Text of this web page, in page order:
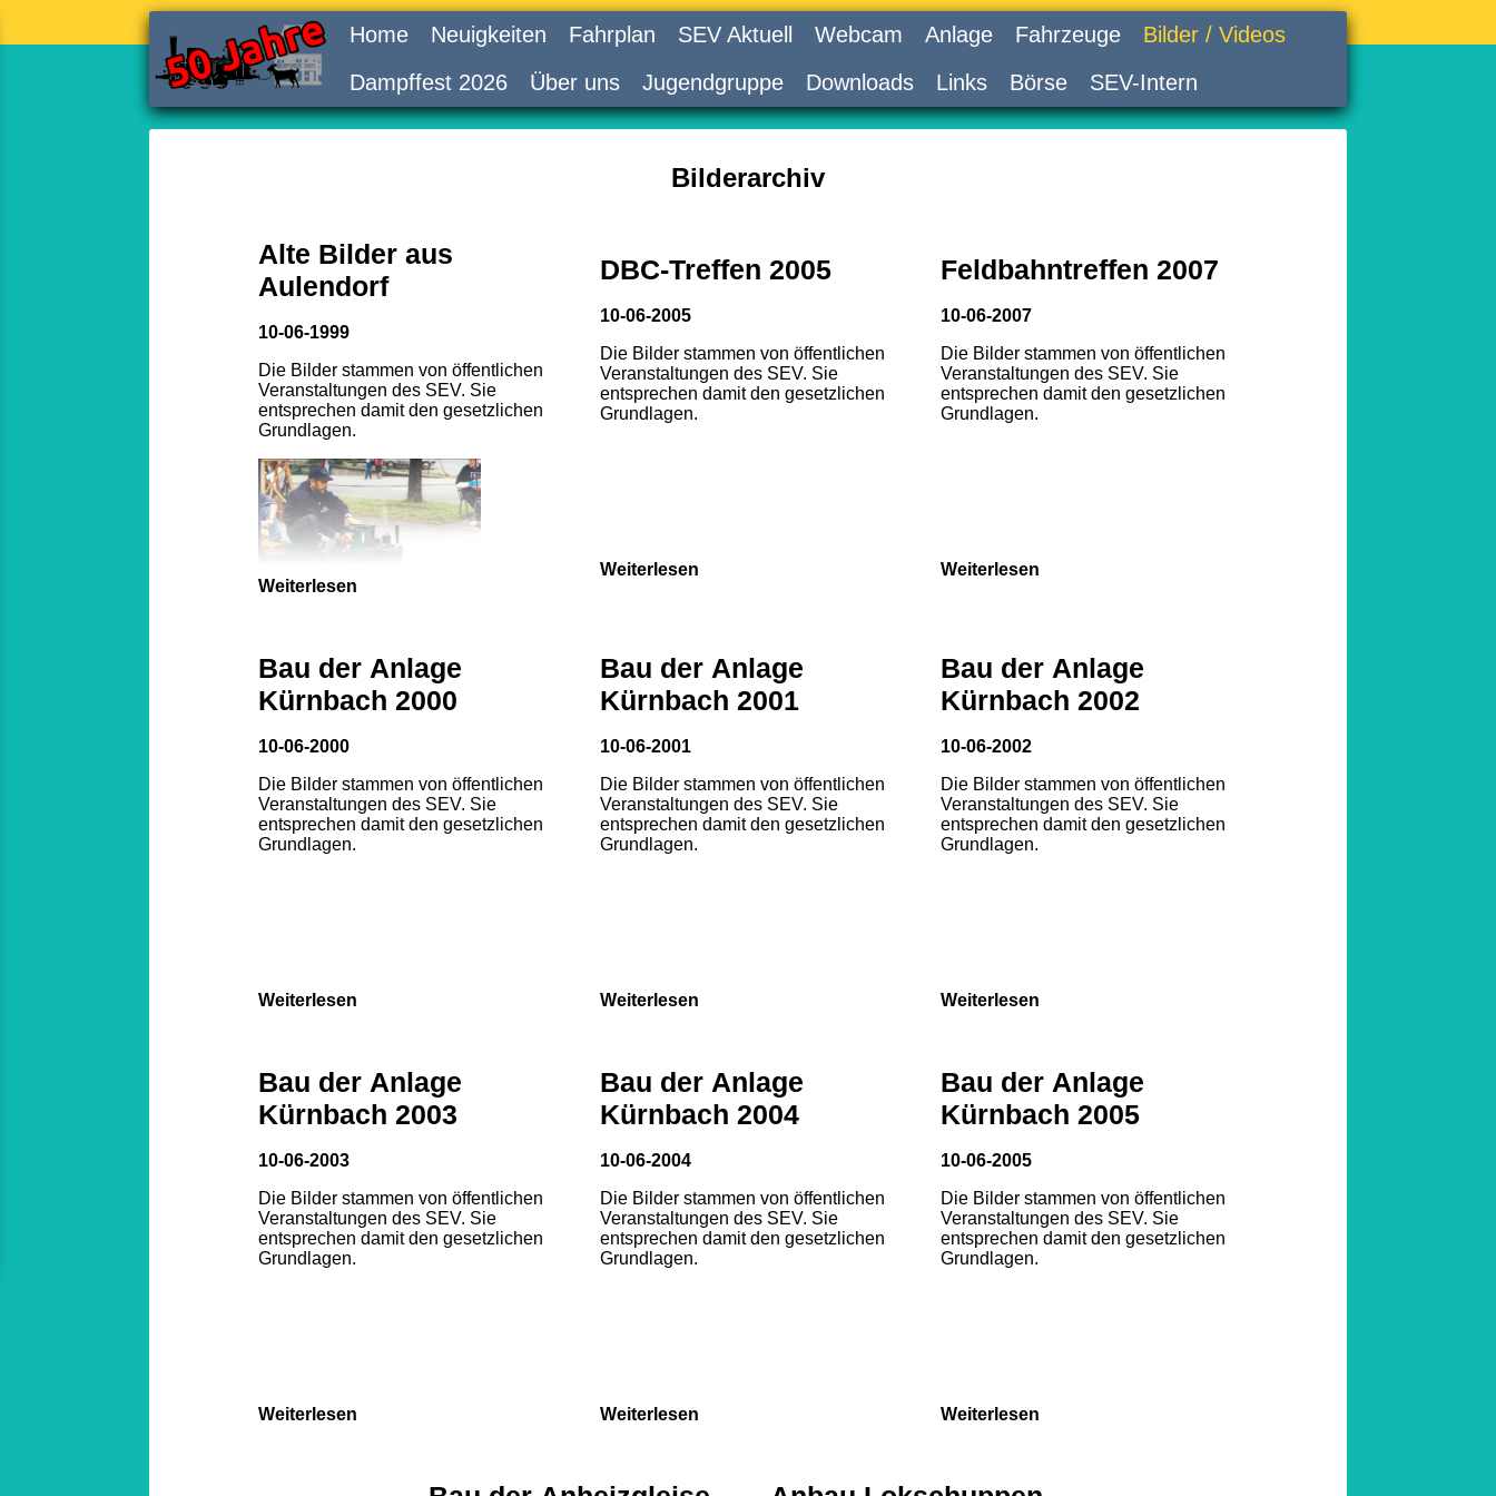
Home Neuigkeiten Fahrplan SEV Aktuell Webcam Anlage Fahrzeuge
Bilder / Videos
Dampffest 2026
Über uns Jugendgruppe Downloads Links Börse SEV-Intern
Bilderarchiv
Alte Bilder aus
Aulendorf
10-06-1999
Die Bilder stammen von öffentlichen
Veranstaltungen des SEV. Sie
entsprechen damit den gesetzlichen
Grundlagen.
Weiterlesen
DBC-Treffen 2005
10-06-2005
Die Bilder stammen von öffentlichen
Veranstaltungen des SEV. Sie
entsprechen damit den gesetzlichen
Grundlagen.
Weiterlesen
Feldbahntreffen 2007
10-06-2007
Die Bilder stammen von öffentlichen
Veranstaltungen des SEV. Sie
entsprechen damit den gesetzlichen
Grundlagen.
Weiterlesen
Bau der Anlage
Kürnbach 2000
10-06-2000
Die Bilder stammen von öffentlichen
Veranstaltungen des SEV. Sie
entsprechen damit den gesetzlichen
Grundlagen.
Weiterlesen
Bau der Anlage
Kürnbach 2001
10-06-2001
Die Bilder stammen von öffentlichen
Veranstaltungen des SEV. Sie
entsprechen damit den gesetzlichen
Grundlagen.
Weiterlesen
Bau der Anlage
Kürnbach 2002
10-06-2002
Die Bilder stammen von öffentlichen
Veranstaltungen des SEV. Sie
entsprechen damit den gesetzlichen
Grundlagen.
Weiterlesen
Bau der Anlage
Kürnbach 2003
10-06-2003
Die Bilder stammen von öffentlichen
Veranstaltungen des SEV. Sie
entsprechen damit den gesetzlichen
Grundlagen.
Weiterlesen
Bau der Anlage
Kürnbach 2004
10-06-2004
Die Bilder stammen von öffentlichen
Veranstaltungen des SEV. Sie
entsprechen damit den gesetzlichen
Grundlagen.
Weiterlesen
Bau der Anlage
Kürnbach 2005
10-06-2005
Die Bilder stammen von öffentlichen
Veranstaltungen des SEV. Sie
entsprechen damit den gesetzlichen
Grundlagen.
Weiterlesen